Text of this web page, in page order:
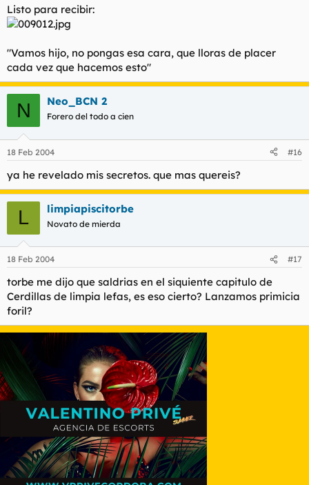
Listo para recibir:
"Vamos hijo, no pongas esa cara, que lloras de placer
cada vez que hacemos esto"
N Neo_BCN 2
Forero del todo a cien
18 Feb 2004 #16
ya he revelado mis secretos. que mas quereis?
L limpiapiscitorbe
Novato de mierda
18 Feb 2004 #17
torbe me dijo que saldrias en el siquiente capitulo de
Cerdillas de limpia lefas, es eso cierto? Lanzamos primicia
foril?